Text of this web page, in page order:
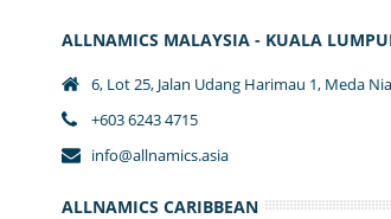
ALLNAMICS MALAYSIA - KUALA
6, Lot 25, Jalan Udang Harimau 1, Meda
+603 6243 4715
info@allnamics.asia
ALLNAMICS CARIBBEAN